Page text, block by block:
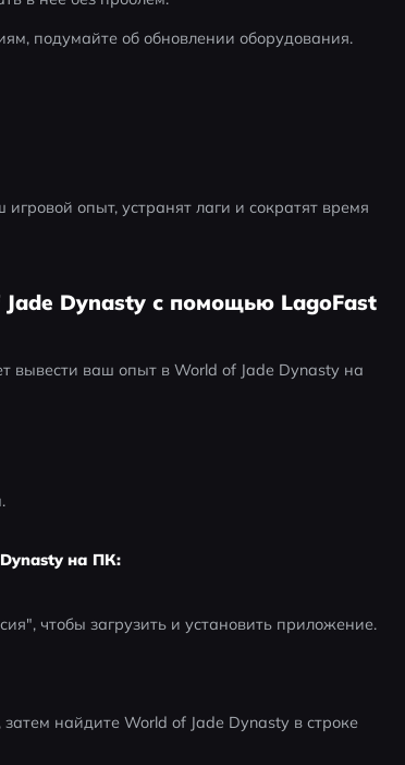
подумайте об обновлении оборудования.
опыт, устранят лаги и сократят время
Dynasty с помощью LagoFast
вывести ваш опыт в World of Jade Dynasty на
на ПК:
чтобы загрузить и установить приложение.
найдите World of Jade Dynasty в строке